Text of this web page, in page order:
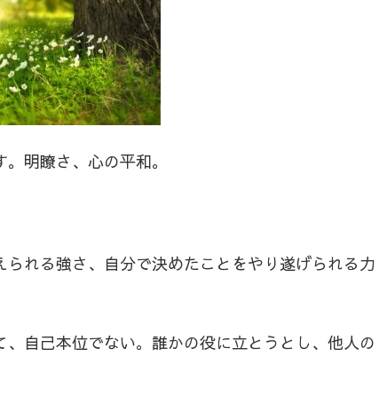
明瞭さ、心の平和。
れる強さ、自分で決めたことをやり遂げられる力
自己本位でない。誰かの役に立とうとし、他人の